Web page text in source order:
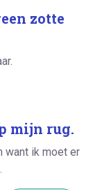
zotte
mijn rug.
want ik moet er